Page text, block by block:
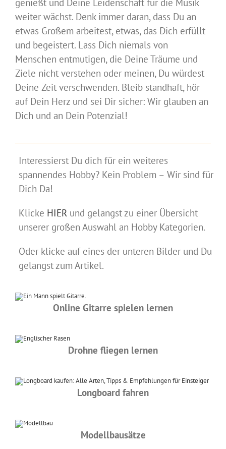
genießt und Deine Leidenschaft für die Musik
weiter wächst. Denk immer daran, dass Du an
etwas Großem arbeitest, etwas, das Dich erfüllt
und begeistert. Lass Dich niemals von
Menschen entmutigen, die Deine Träume und
Ziele nicht verstehen oder meinen, Du würdest
Deine Zeit verschwenden. Bleib standhaft, hör
auf Dein Herz und sei Dir sicher: Wir glauben an
Dich und an Dein Potenzial!
Interessierst Du dich für ein weiteres
spannendes Hobby? Kein Problem – Wir sind für
Dich Da!
Klicke HIER und gelangst zu einer Übersicht
unserer großen Auswahl an Hobby Kategorien.
Oder klicke auf eines der unteren Bilder und Du
gelangst zum Artikel.
Online Gitarre spielen lernen
Drohne fliegen lernen
Longboard fahren
Modellbausätze